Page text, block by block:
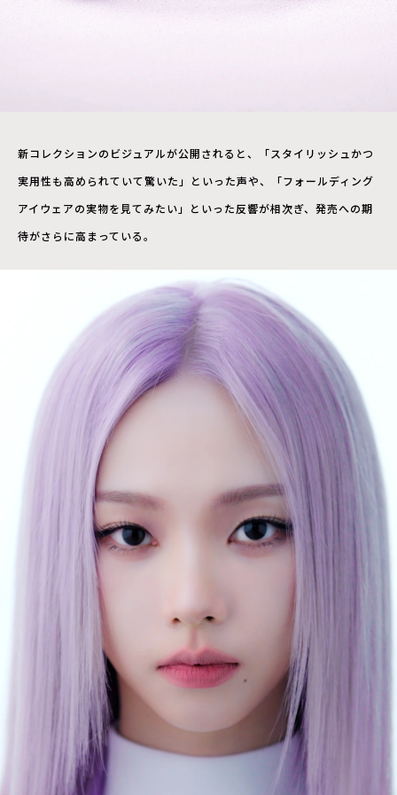
新コレクションのビジュアルが公開されると、「スタイリッシュかつ
実用性も高められていて驚いた」といった声や、「フォールディング
アイウェアの実物を見てみたい」といった反響が相次ぎ、発売への期
待がさらに高まっている。